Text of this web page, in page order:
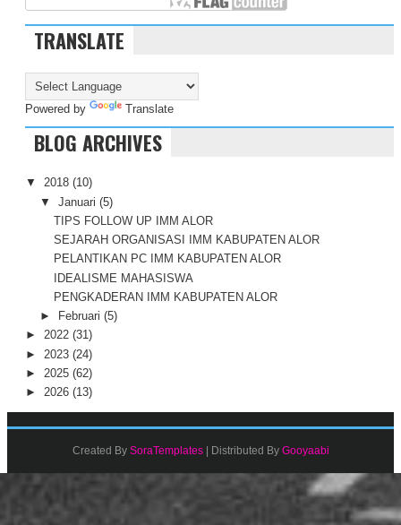
TRANSLATE
Powered by Translate
BLOG ARCHIVES
▼ 2018 (10)
▼ Januari (5)
TIPS FOLLOW UP IMM ALOR
SEJARAH ORGANISASI IMM KABUPATEN ALOR
PELANTIKAN PC IMM KABUPATEN ALOR
IDEALISME MAHASISWA
PENGKADERAN IMM KABUPATEN ALOR
►
Februari (5)
► 2022 (31)
► 2023 (24)
► 2025 (62)
► 2026 (13)
Created By SoraTemplates| Distributed By Gooyaabi